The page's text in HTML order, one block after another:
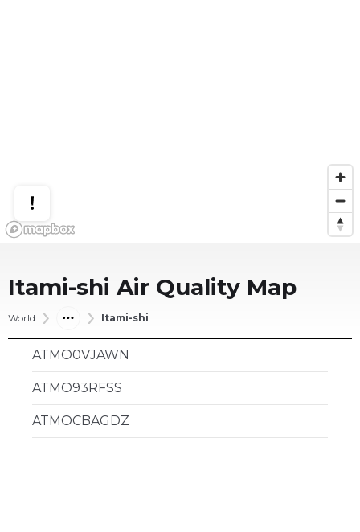
Itami-shi Air Quality Map
World Itami-shi
ATMO0VJAWN
ATMO93RFSS
ATMOCBAGDZ